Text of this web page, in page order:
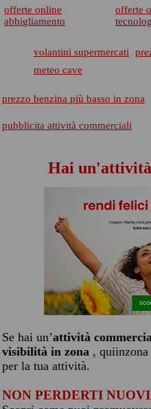
offerte online
abbigliamento
offerte
volantini supermercati
meteo cave
prezzo benzina più basso in zona
pubblicita attività commerciali
Hai
Se hai un’attività
visibilità in zona ,
per la tua attività.
NON PERDERTI